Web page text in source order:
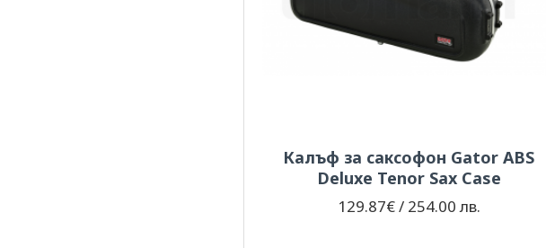
Калъф за саксофон Gator ABS
Deluxe Tenor Sax Case
129.87€ / 254.00 лв.